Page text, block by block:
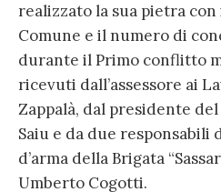
realizzato la sua pietra
Comune e il numero di
durante il Primo conflitto
ricevuti dall’assessore ai
Zappalà, dal presidente
Saiu e da due responsabili
d’arma della Brigata
Umberto Cogotti.